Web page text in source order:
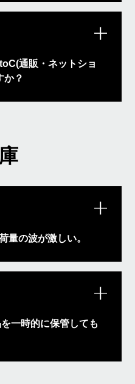
通販・ネットショ
か？
出荷はもちろん、返
量の波が激しい。
一時的に保管しても